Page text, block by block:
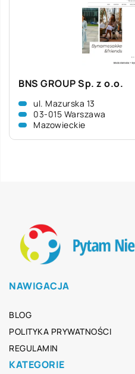
BNS GROUP Sp. z o.o.
ul. Mazurska 13
03-015 Warszawa
Mazowieckie
NAWIGACJA
BLOG
POLITYKA PRYWATNOŚCI
REGULAMIN
KATEGORIE